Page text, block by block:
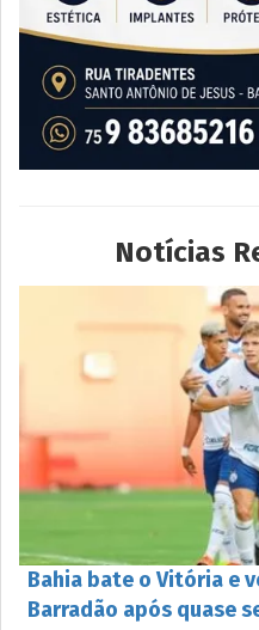
Notícias
Bahia bate o Vitória e
Barradão após quase